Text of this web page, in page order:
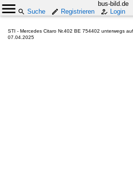
bus-bild.de
Suche
Registrieren Login
STI - Mercedes Citaro Nr.402 BE 754402 unterwegs
07.04.2025